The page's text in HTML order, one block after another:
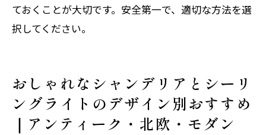
ておくことが大切です。安全第一で、適切な方法を選
択してください。
おしゃれなシャンデリアとシーリ
ングライトのデザイン別おすすめ
｜アンティーク・北欧・モダン